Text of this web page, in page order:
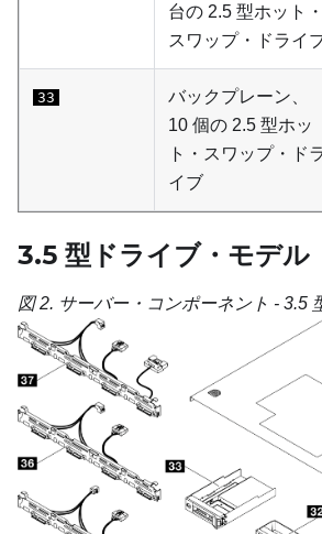
台の 2.5 型ホット・
スワップ・ドライ
33
バックプレーン、
10 個の 2.5 型ホッ
ト・スワップ・ド
イブ
3.5 型ドライブ・モデル
図 2. サーバー・コンポーネント - 3.5